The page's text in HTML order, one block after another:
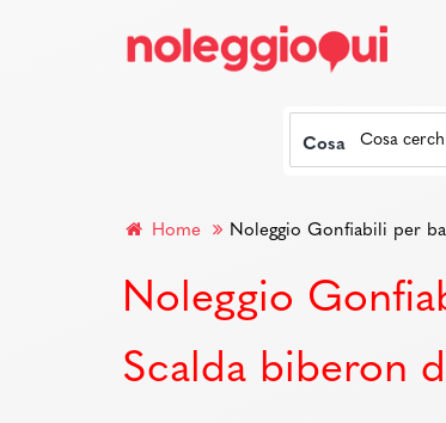
Cosa
Home Noleggio Gonfiabili per
Noleggio
Scalda biberon